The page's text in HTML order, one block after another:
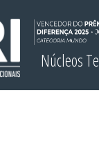
Núcleos